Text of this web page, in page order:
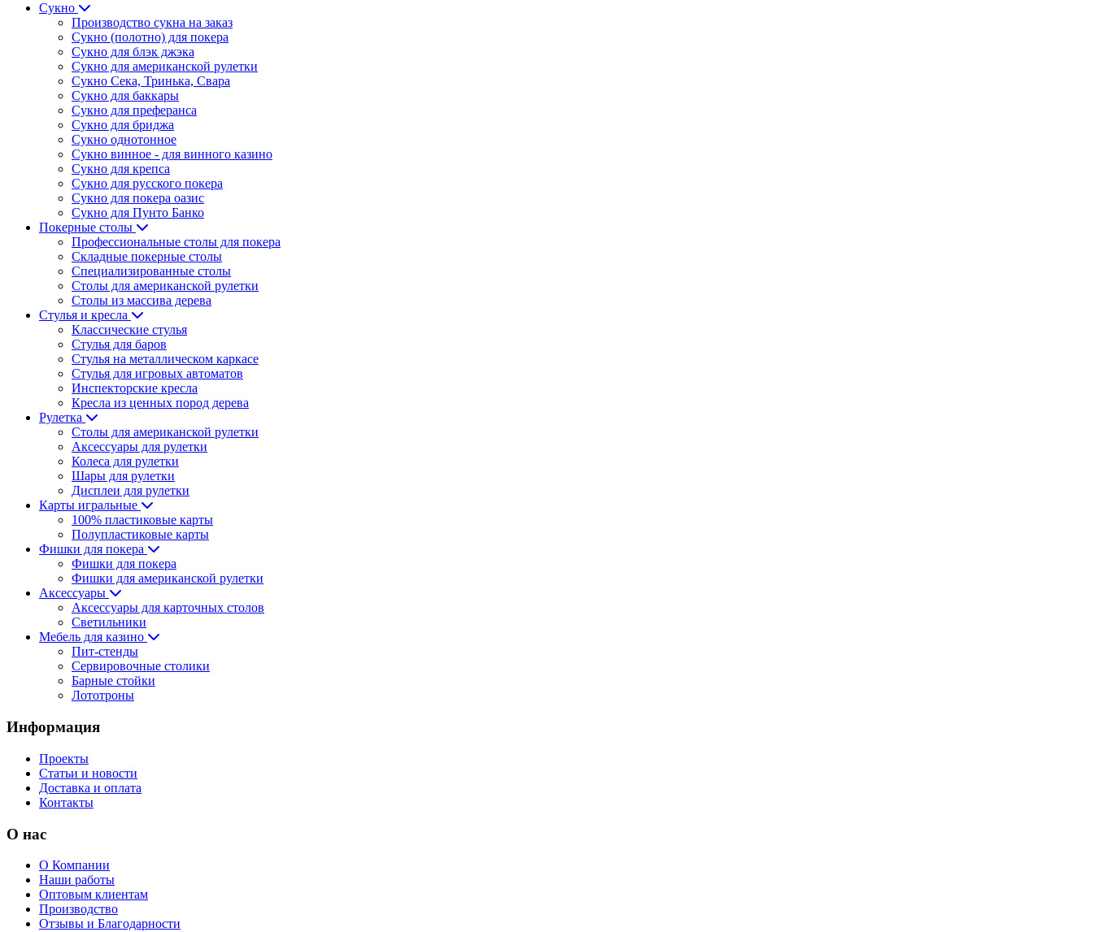
Сукно
Производство сукна на заказ
Сукно (полотно) для покера
Сукно для блэк джэка
Сукно для американской рулетки
Сукно Сека, Тринька, Свара
Сукно для баккары
Сукно для преферанса
Сукно для бриджа
Сукно однотонное
Сукно винное - для винного казино
Сукно для крепса
Сукно для русского покера
Сукно для покера оазис
Сукно для Пунто Банко
Покерные столы
Профессиональные столы для покера
Складные покерные столы
Специализированные столы
Столы для американской рулетки
Столы из массива дерева
Стулья и кресла
Классические стулья
Стулья для баров
Стулья на металлическом каркасе
Стулья для игровых автоматов
Инспекторские кресла
Кресла из ценных пород дерева
Рулетка
Столы для американской рулетки
Аксессуары для рулетки
Колеса для рулетки
Шары для рулетки
Дисплеи для рулетки
Карты игральные
100% пластиковые карты
Полупластиковые карты
Фишки для покера
Фишки для покера
Фишки для американской рулетки
Аксессуары
Аксессуары для карточных столов
Светильники
Мебель для казино
Пит-стенды
Сервировочные столики
Барные стойки
Лототроны
Информация
Проекты
Статьи и новости
Доставка и оплата
Контакты
О нас
О Компании
Наши работы
Оптовым клиентам
Производство
Отзывы и Благодарности